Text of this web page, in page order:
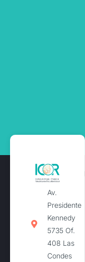
Av.
Presidente
Kennedy
5735 Of.
408 Las
Condes